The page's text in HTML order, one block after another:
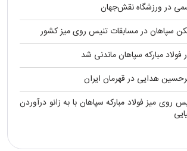
در ورزشگاه نقش‌جهان
سپاهان در مسابقات تنیس روی میز کشور
مبارکه سپاهان ماندنی شد
هدایی در قهرمان ایران
روی میز فولاد مبارکه سپاهان با به زانو درآوردن